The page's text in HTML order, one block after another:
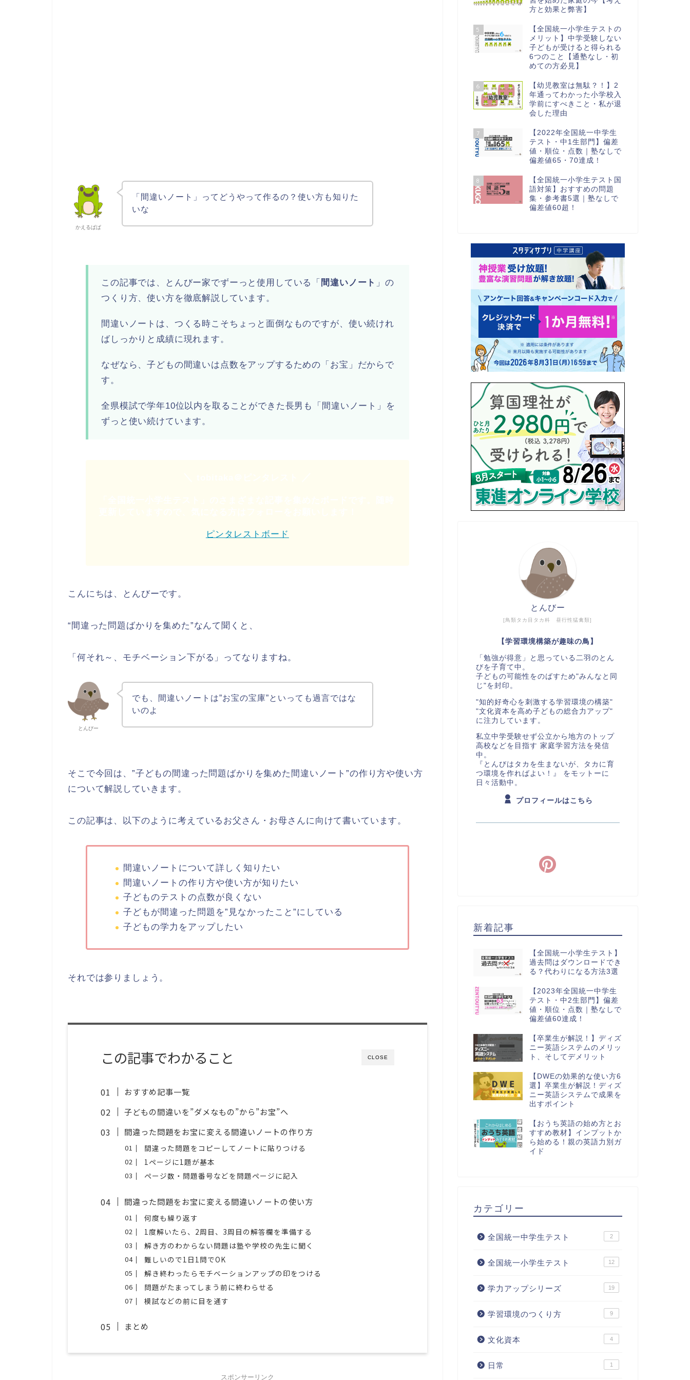
かえるぱぱ
「間違いノート」ってどうやって作るの？使い方も知りた
いな
この記事では、とんびー家でずーっと使用している「 間違いノート 」の
つくり方、使い方を徹底解説しています。
間違いノートは、つくる時こそちょっと面倒なものですが、使い続けれ
ばしっかりと成績に現れます。
なぜなら、子どもの間違いは点数をアップするための「お宝」だからで
す。
全県模試で学年10位以内を取ることができた長男も「間違いノート」を
ずっと使い続けています。
ピンタレストボード
こんにちは、とんびーです。
“間違った問題ばかりを集めた”なんて聞くと、
「何それ～、モチベーション下がる」ってなりますね。
とんびー
でも、間違いノートは”お宝の宝庫”といっても過言ではな
いのよ
そこで今回は、”子どもの間違った問題ばかりを集めた間違いノート”の作り方や使い方
について解説していきます。
この記事は、以下のように考えているお父さん・お母さんに向けて書いています。
間違いノートについて詳しく知りたい
間違いノートの作り方や使い方が知りたい
子どものテストの点数が良くない
子どもが間違った問題を”見なかったこと”にしている
子どもの学力をアップしたい
それでは参りましょう。
CLOSE
この記事でわかること
おすすめ記事一覧
子どもの間違いを”ダメなもの”から”お宝”へ
間違った問題をお宝に変える間違いノートの作り方
間違った問題をコピーしてノートに貼りつける
1ページに1題が基本
ページ数・問題番号などを問題ページに記入
間違った問題をお宝に変える間違いノートの使い方
何度も繰り返す
1度解いたら、2周目、3周目の解答欄を準備する
解き方のわからない問題は塾や学校の先生に聞く
難しいので1日1問でOK
解き終わったらモチベーションアップの印をつける
問題がたまってしまう前に終わらせる
模試などの前に目を通す
まとめ
スポンサーリンク
方と効果と弊害】
5
【全国統一小学生テストの
メリット】中学受験しない
子どもが受けると得られる
6つのこと【通塾なし・初
めての方必見】
6
【幼児教室は無駄？！】2
年通ってわかった小学校入
学前にすべきこと・私が退
会した理由
7
【2022年全国統一中学生
テスト・中1生部門】偏差
値・順位・点数｜塾なしで
偏差値65・70達成！
8
【全国統一小学生テスト国
語対策】おすすめの問題
集・参考書5選｜塾なしで
偏差値60超！
[鳥類タカ目タカ科 昼行性猛禽類]
とんびー
【学習環境構築が趣味の鳥】
「勉強が得意」と思っている二羽のとん
びを子育て中。
子どもの可能性をのばすため"みんなと同
じ"を封印。
"知的好奇心を刺激する学習環境の構築"
"文化資本を高め子どもの総合力アップ"
に注力しています。
私立中学受験せず公立から地方のトップ
高校などを目指す 家庭学習方法を発信
中。
『とんびはタカを生まないが、タカに育
つ環境を作ればよい！』 をモットーに
日々活動中。
プロフィールはこちら
新着記事
【全国統一小学生テスト】
過去問はダウンロードでき
る？代わりになる方法3選
【2023年全国統一中学生
テスト・中2生部門】偏差
値・順位・点数｜塾なしで
偏差値60達成！
【卒業生が解説！】ディズ
ニー英語システムのメリッ
ト、そしてデメリット
【DWEの効果的な使い方6
選】卒業生が解説！ディズ
ニー英語システムで成果を
出すポイント
【おうち英語の始め方とお
すすめ教材】インプットか
ら始める！親の英語力別ガ
イド
カテゴリー
全国統一中学生テスト 2
全国統一小学生テスト 12
学力アップシリーズ 19
学習環境のつくり方 9
文化資本 4
日常 1